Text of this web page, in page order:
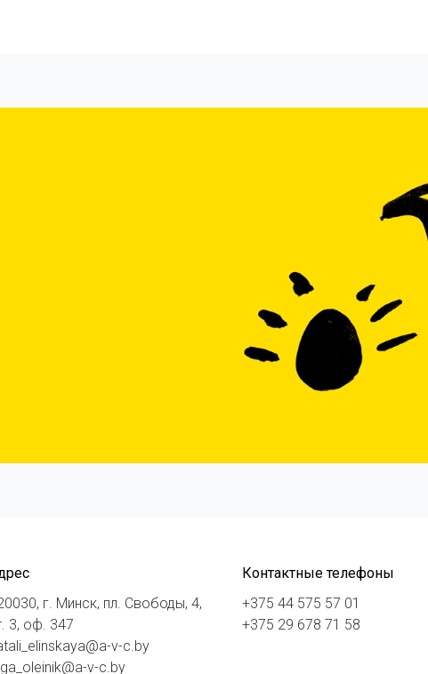
г. Минск, пл. Свободы, 4,
3, оф. 347
v-c.by
v-c.by
Контактные телефоны
+375 44 575 57 01
+375 29 678 71 58